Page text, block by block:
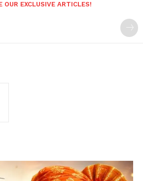
OUR EXCLUSIVE ARTICLES!